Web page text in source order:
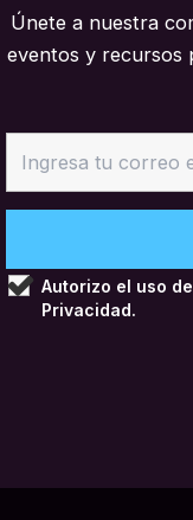
Únete a nuestra
eventos y recursos
Autorizo el uso
Privacidad.